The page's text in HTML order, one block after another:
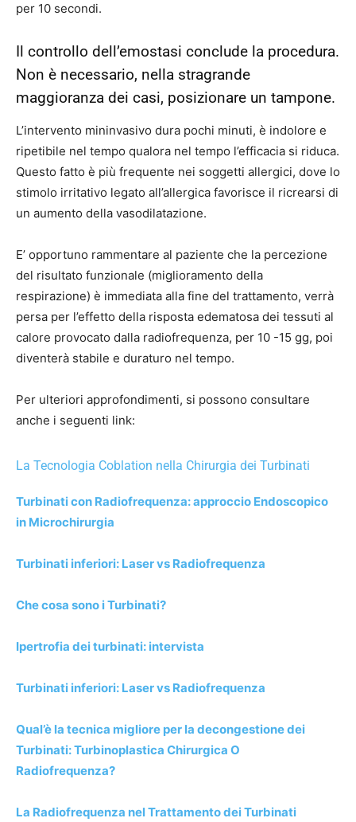
per 10 secondi.
Il controllo dell’emostasi conclude la procedura.
Non è necessario, nella stragrande
maggioranza dei casi, posizionare un tampone.
L’intervento mininvasivo dura pochi minuti, è indolore e
ripetibile nel tempo qualora nel tempo l’efficacia si riduca.
Questo fatto è più frequente nei soggetti allergici, dove lo
stimolo irritativo legato all’allergica favorisce il ricrearsi di
un aumento della vasodilatazione.
E’ opportuno rammentare al paziente che la percezione
del risultato funzionale (miglioramento della
respirazione) è immediata alla fine del trattamento, verrà
persa per l’effetto della risposta edematosa dei tessuti al
calore provocato dalla radiofrequenza, per 10 -15 gg, poi
diventerà stabile e duraturo nel tempo.
Per ulteriori approfondimenti, si possono consultare
anche i seguenti link:
La Tecnologia Coblation nella Chirurgia dei Turbinati
Turbinati con Radiofrequenza: approccio Endoscopico
in Microchirurgia
Turbinati inferiori: Laser vs Radiofrequenza
Che cosa sono i Turbinati?
Ipertrofia dei turbinati: intervista
Turbinati inferiori: Laser vs Radiofrequenza
Qual’è la tecnica migliore per la decongestione dei
Turbinati: Turbinoplastica Chirurgica O
Radiofrequenza?
La Radiofrequenza nel Trattamento dei Turbinati